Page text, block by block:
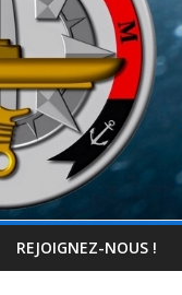
REJOIGNEZ-NOUS !